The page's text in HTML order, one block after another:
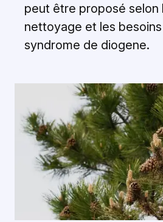
peut être proposé selon
nettoyage et les besoins
syndrome de diogene.